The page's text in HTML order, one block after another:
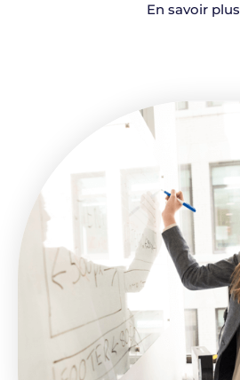
En savoir plus